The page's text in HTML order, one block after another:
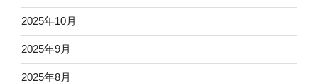
2025年10月
2025年9月
2025年8月